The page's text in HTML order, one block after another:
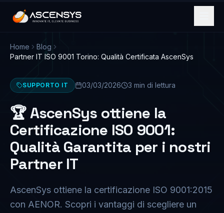
Home
Blog
Partner IT ISO 9001 Torino: Qualità Certificata AscenSys
SUPPORTO IT 03/03/2026 3 min di lettura
🏆 AscenSys ottiene la
Certificazione ISO 9001:
Qualità Garantita per i nostri
Partner IT
AscenSys ottiene la certificazione ISO 9001:2015
con AENOR. Scopri i vantaggi di scegliere un